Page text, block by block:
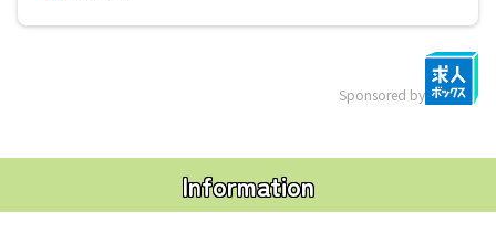
Sponsored by
Information